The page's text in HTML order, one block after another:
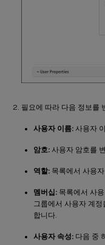
필요에 따라 다음 정보를
사용자 이름: 사용자
암호: 사용자 암호를
역할: 목록에서 사용
멤버십: 목록에서 사
그룹에서 사용자 계
합니다.
사용자 속성: 다음 중